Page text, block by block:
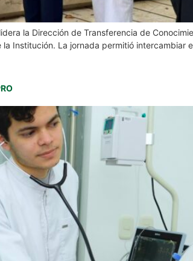
la Dirección de Transferencia de
Institución. La jornada permitió intercambiar